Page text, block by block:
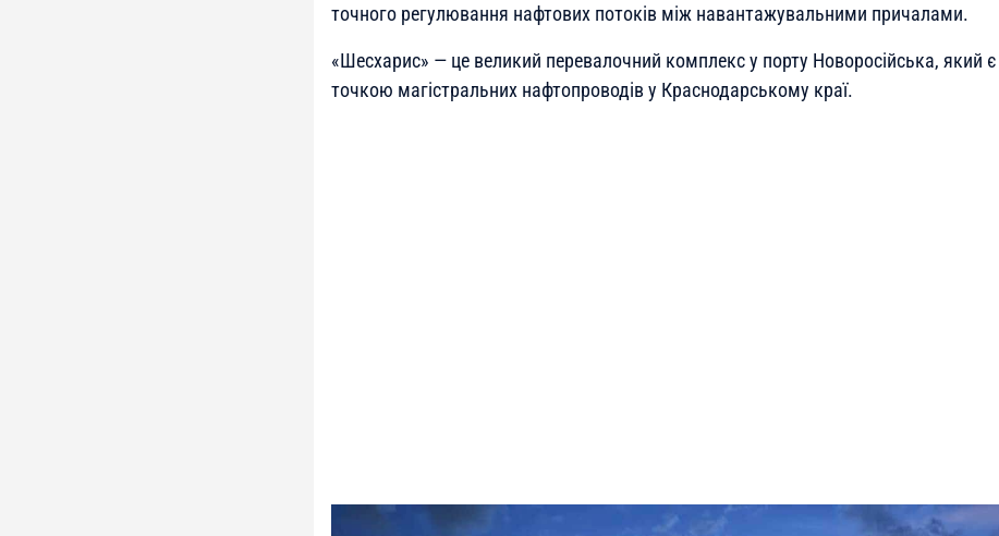
точного регулювання нафтових потоків між навантажувальними причалами.
«Шесхарис» — це великий перевалочний комплекс у порту Новоросійська, який
точкою магістральних нафтопроводів у Краснодарському краї.